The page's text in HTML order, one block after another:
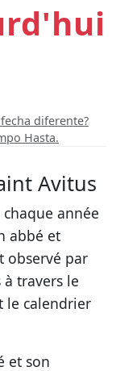
diferente?
Hasta.
Avitus
année
abbé et
observé par
travers le
le calendrier
et son